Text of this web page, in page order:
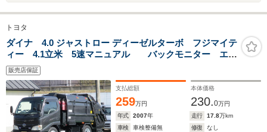
トヨタ
ダイナ 4.0 ジャストロー ディーゼルターボ フジマイテ
ィー 4.1立米 5速マニュアル バックモニター エア
バック ABS
販売店保証
支払総額
259万円
本体価格
230.0万円
年式
2007年 走行 17.8万km
車検
車検整備無 修復
なし